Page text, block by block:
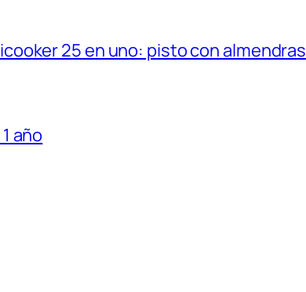
25 en uno: pisto con almendras
año